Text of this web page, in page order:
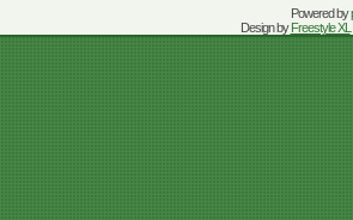
Powered by
Design byFreestyle XL